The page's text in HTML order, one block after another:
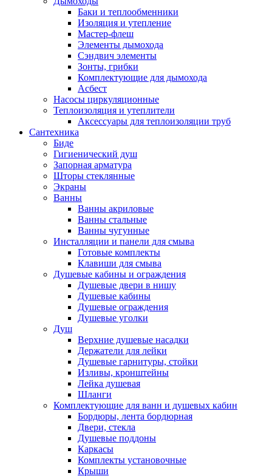
Баки и теплообменники
Изоляция и утепление
Мастер-флеш
Элементы дымохода
Сэндвич элементы
Зонты, грибки
Комплектующие для дымохода
Асбест
Насосы циркуляционные
Теплоизоляция и утеплители
Аксессуары для теплоизоляции труб
Сантехника
Биде
Гигиенический душ
Запорная арматура
Шторы стеклянные
Экраны
Ванны
Ванны акриловые
Ванны стальные
Ванны чугунные
Инсталляции и панели для смыва
Готовые комплекты
Клавиши для смыва
Душевые кабины и ограждения
Душевые двери в нишу
Душевые кабины
Душевые ограждения
Душевые уголки
Душ
Верхние душевые насадки
Держатели для лейки
Душевые гарнитуры, стойки
Изливы, кронштейны
Лейка душевая
Шланги
Комплектующие для ванн и душевых кабин
Бордюры, лента бордюрная
Двери, стекла
Душевые поддоны
Каркасы
Комплекты установочные
Крыши